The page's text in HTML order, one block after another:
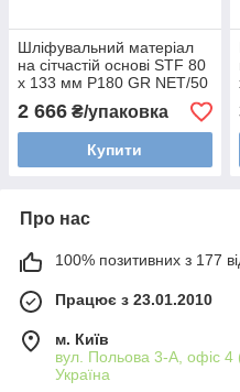
Шліфувальний матеріал
на сітчастій основі STF 80
x 133 мм P180 GR NET/50
2 666 ₴/упаковка
Купити
Про нас
100% позитивних з 177
Працює з 23.01.2010
м. Київ
вул. Польова 3-А, офіс 4
Україна